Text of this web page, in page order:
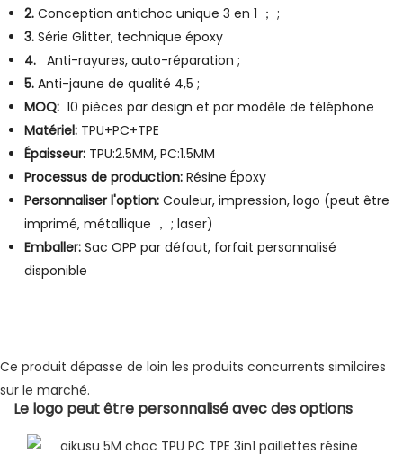
2. Conception antichoc unique 3 en 1 ； ;
3. Série Glitter, technique époxy
4. Anti-rayures, auto-réparation ;
5. Anti-jaune de qualité 4,5 ;
MOQ: 10 pièces par design et par modèle de téléphone
Matériel: TPU+PC+TPE
Épaisseur: TPU:2.5MM, PC:1.5MM
Processus de production: Résine Époxy
Personnaliser l'option: Couleur, impression, logo (peut être
imprimé, métallique ， ; laser)
Emballer: Sac OPP par défaut, forfait personnalisé
disponible
Ce produit dépasse de loin les produits concurrents similaires
sur le marché.
Le logo peut être personnalisé avec des options